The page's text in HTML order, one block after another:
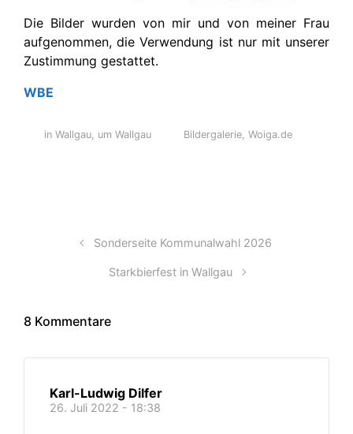
Die Bilder wurden von mir und von meiner Frau
aufgenommen, die Verwendung ist nur mit unserer
Zustimmung gestattet.
WBE
in Wallgau, um Wallgau Bildergalerie ,Woiga.de
Sonderseite Kommunalwahl 2026
Starkbierfest in Wallgau
8 Kommentare
Karl-Ludwig Dilfer
26. Juli 2022 - 18:38